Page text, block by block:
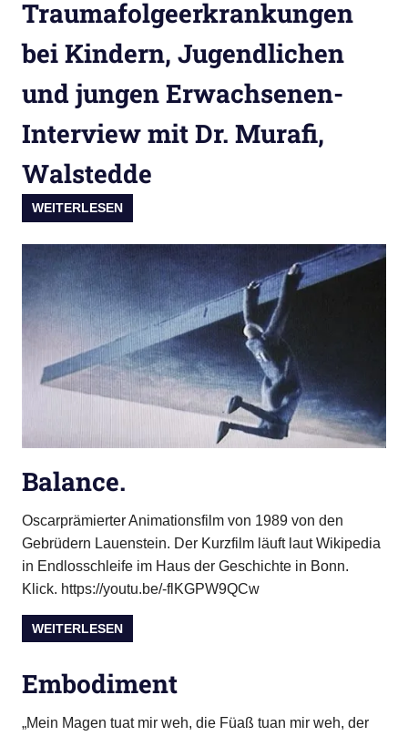
Traumafolgeerkrankungen
bei Kindern, Jugendlichen
und jungen Erwachsenen-
Interview mit Dr. Murafi,
Walstedde
WEITERLESEN
Balance.
Oscarprämierter Animationsfilm von 1989 von den
Gebrüdern Lauenstein. Der Kurzfilm läuft laut Wikipedia
in Endlosschleife im Haus der Geschichte in Bonn.
Klick. https://youtu.be/-flKGPW9QCw
WEITERLESEN
Embodiment
„Mein Magen tuat mir weh, die Füaß tuan mir weh, der